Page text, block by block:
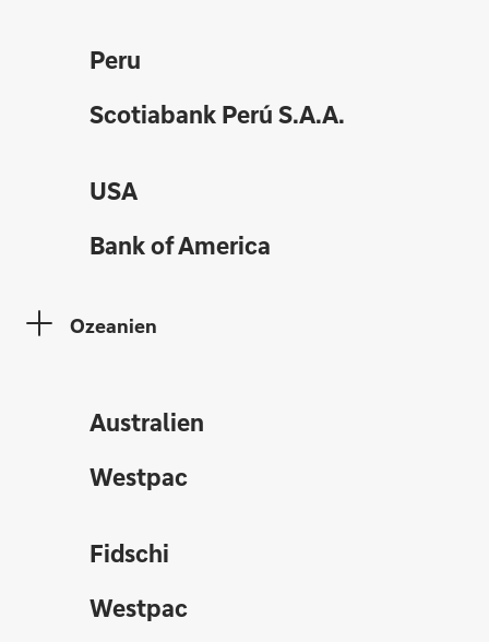
Peru
Scotiabank Perú S.A.A.
USA
Bank of America
Ozeanien
Australien
Westpac
Fidschi
Westpac